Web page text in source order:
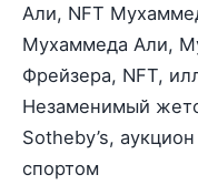
Али, NFT
Мухаммеда Али,
Фрейзера, NFT,
Незаменимый
Sotheby’s,
спортом